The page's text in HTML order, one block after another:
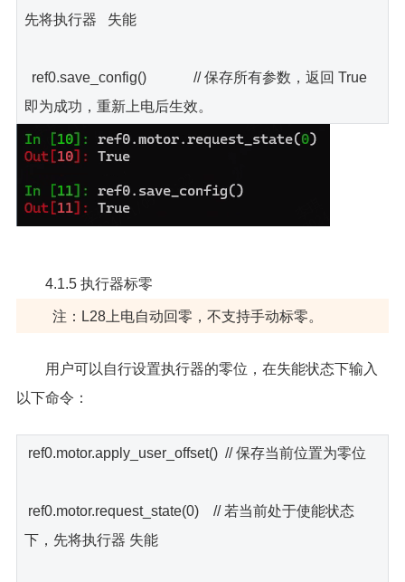
先将执行器 失能
ref0.save_config() // 保存所有参数，返回 True
即为成功，重新上电后生效。
4.1.5 执行器标零
注：L28上电自动回零，不支持手动标零。
用户可以自行设置执行器的零位，在失能状态下输入
以下命令：
ref0.motor.apply_user_offset() // 保存当前位置为零位
ref0.motor.request_state(0) // 若当前处于使能状态
下，先将执行器 失能